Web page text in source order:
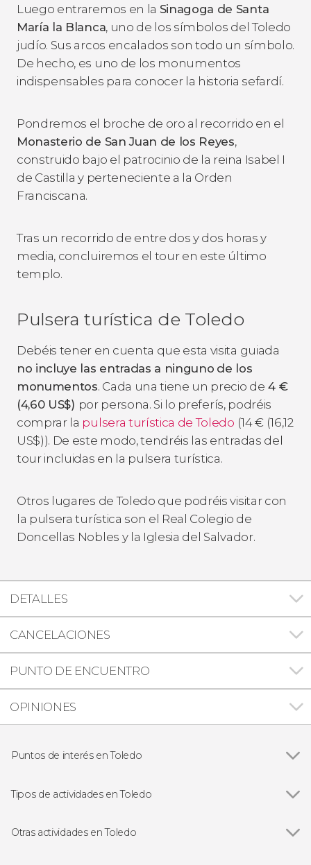
Luego entraremos en la Sinagoga de Santa
María la Blanca, uno de los símbolos del Toledo
judío. Sus arcos encalados son todo un símbolo.
De hecho, es uno de los monumentos
indispensables para conocer la historia sefardí.
Pondremos el broche de oro al recorrido en el
Monasterio de San Juan de los Reyes,
construido bajo el patrocinio de la reina Isabel I
de Castilla y perteneciente a la Orden
Franciscana.
Tras un recorrido de entre dos y dos horas y
media, concluiremos el tour en este último
templo.
Pulsera turística de Toledo
Debéis tener en cuenta que esta visita guiada
no incluye las entradas a ninguno de los
monumentos. Cada una tiene un precio de 4 €
(4,60 US$) por persona. Si lo preferís, podréis
comprar la pulsera turística de Toledo (14€ (16,12
US$)). De este modo, tendréis las entradas del
tour incluidas en la pulsera turística.
Otros lugares de Toledo que podréis visitar con
la pulsera turística son el Real Colegio de
Doncellas Nobles y la Iglesia del Salvador.
DETALLES
CANCELACIONES
PUNTO DE ENCUENTRO
OPINIONES
Puntos de interés en Toledo
Sinagoga de Santa María La Blanca
Mezquita del Cristo de la Luz
Tipos de actividades en Toledo
Entradas en Toledo
Otras actividades en Toledo